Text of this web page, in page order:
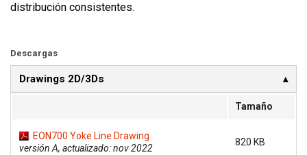
distribución consistentes.
Descargas
Drawings 2D/3Ds
Tamaño
EON700 Yoke Line Drawing
versión A, actualizado: nov 2022
820 KB